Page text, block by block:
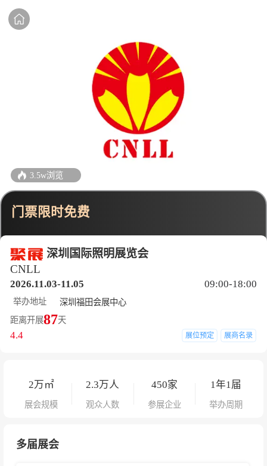
深圳国际照明展览会
CNLL
2026.11.03-11.05 09:00-18:00
举办地址
深圳福田会展中心
距离开展87天
4.4 展位预定 展商名录
2万㎡
展会规模
2.3万人
观众人数
450家
参展企业
1年1届
举办周期
3.5w浏览
门票限时免费
多届展会